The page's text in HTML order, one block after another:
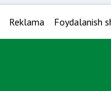
Reklama Foydalanish